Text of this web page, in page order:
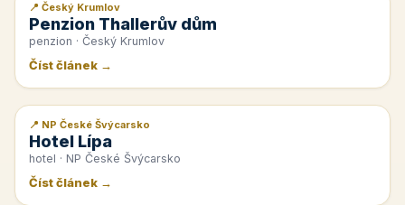
📰 PR článek
📍 Český Krumlov
Penzion Thallerův dům
penzion · Český Krumlov
Číst článek →
📰 PR článek
📍 NP České Švýcarsko
Hotel Lípa
hotel · NP České Švýcarsko
Číst článek →